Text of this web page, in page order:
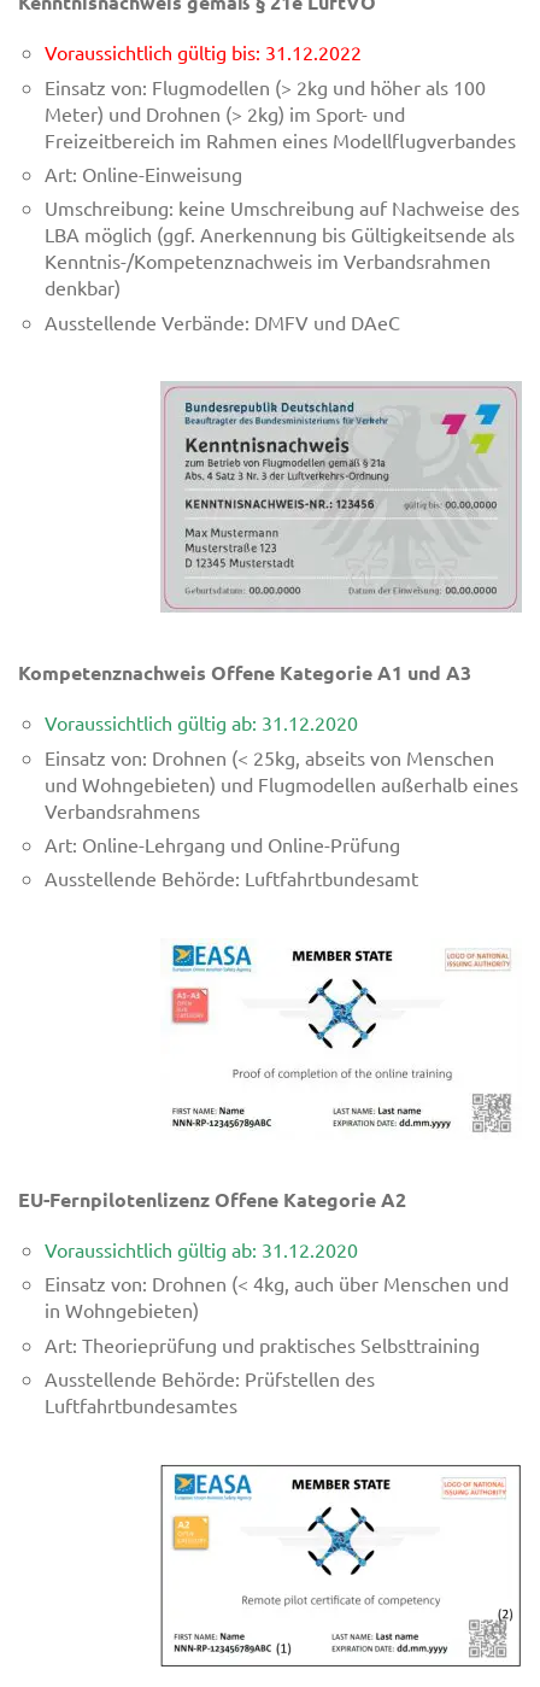
Voraussichtlich gültig bis: 31.12.2022
Einsatz von: Flugmodellen (> 2kg und höher als 100
Meter) und Drohnen (> 2kg) im Sport- und
Freizeitbereich im Rahmen eines Modellflugverbandes
Art: Online-Einweisung
Umschreibung: keine Umschreibung auf Nachweise des
LBA möglich (ggf. Anerkennung bis Gültigkeitsende als
Kenntnis-/Kompetenznachweis im Verbandsrahmen
denkbar)
Ausstellende Verbände: DMFV und DAeC
Kompetenznachweis Offene Kategorie A1 und A3
Voraussichtlich gültig ab: 31.12.2020
Einsatz von: Drohnen (< 25kg, abseits von Menschen
und Wohngebieten) und Flugmodellen außerhalb eines
Verbandsrahmens
Art: Online-Lehrgang und Online-Prüfung
Ausstellende Behörde: Luftfahrtbundesamt
EU-Fernpilotenlizenz Offene Kategorie A2
Voraussichtlich gültig ab: 31.12.2020
Einsatz von: Drohnen (< 4kg, auch über Menschen und
in Wohngebieten)
Art: Theorieprüfung und praktisches Selbsttraining
Ausstellende Behörde: Prüfstellen des
Luftfahrtbundesamtes